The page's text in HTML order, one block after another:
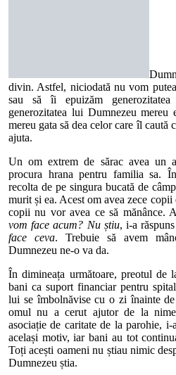
divin. Astfel, niciodată nu vom
sau să îi epuizăm
generozitatea lui Dumnezeu mereu
mereu gata să dea celor care îl caută
ajuta.
Un om extrem de sărac avea un
procura hrana pentru familia sa.
recolta de pe singura bucată de
murit și ea. Acest om avea zece copii
copii nu vor avea ce să mănânce.
vom face acum? Nu știu, i-a
face ceva. Trebuie să avem
Dumnezeu ne-o va da.
În dimineața următoare, preotul de
bani ca suport financiar pentru
lui se îmbolnăvise cu o zi înainte
omul nu a cerut ajutor de la
asociație de caritate de la parohie,
același motiv, iar bani au tot
Toți acești oameni nu știau nimic
Dumnezeu știa.